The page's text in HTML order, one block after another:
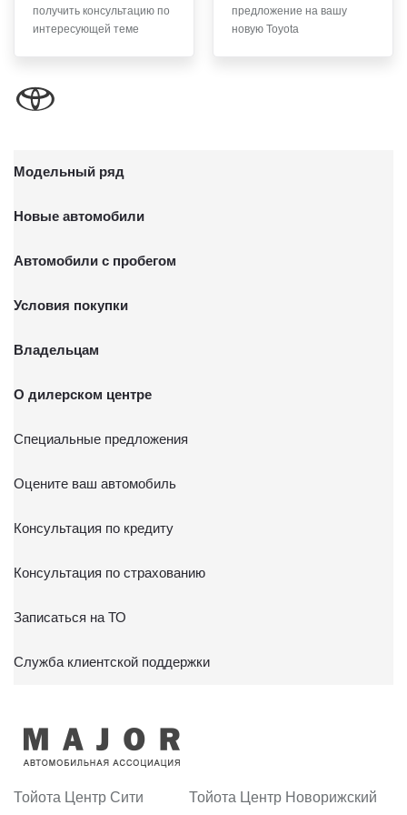
письменного заявления Обществу заказным почтовым
Алтуфьево, пр-д Автомобильный, стр. 5А/1.
получить консультацию по
интересующей теме
предложение на вашу
новую Toyota
Модельный ряд
Новые автомобили
Автомобили с пробегом
Условия покупки
Владельцам
О дилерском центре
Специальные предложения
Оцените ваш автомобиль
Консультация по кредиту
Консультация по страхованию
Записаться на ТО
Служба клиентской поддержки
Тойота Центр Сити Тойота Центр Новорижский